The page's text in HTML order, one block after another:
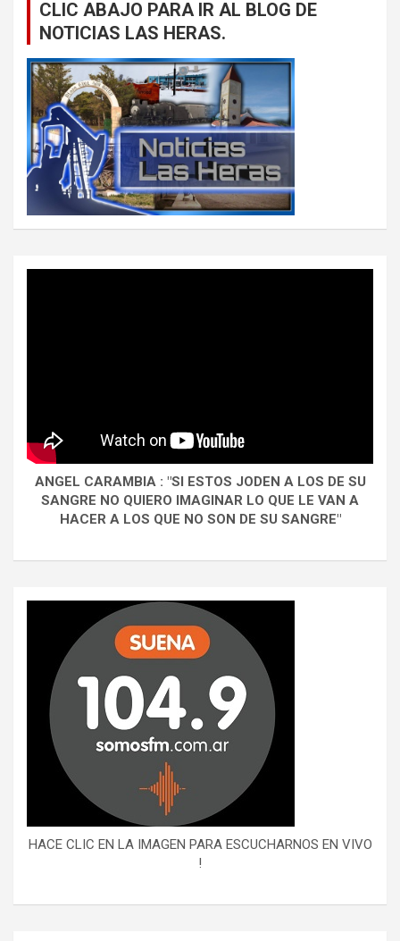
CLIC ABAJO PARA IR AL BLOG DE
NOTICIAS LAS HERAS.
ANGEL CARAMBIA : "SI ESTOS JODEN A LOS DE SU
SANGRE NO QUIERO IMAGINAR LO QUE LE VAN A
HACER A LOS QUE NO SON DE SU SANGRE"
HACE CLIC EN LA IMAGEN PARA ESCUCHARNOS EN VIVO
!